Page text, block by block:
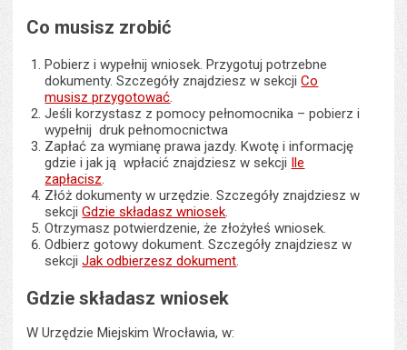
Co musisz zrobić
Pobierz i wypełnij wniosek. Przygotuj potrzebne
dokumenty. Szczegóły znajdziesz w sekcjiCo
musisz przygotować.
Jeśli korzystasz z pomocy pełnomocnika – pobierz i
wypełnij druk pełnomocnictwa
Zapłać za wymianę prawa jazdy. Kwotę i informację
gdzie i jak ją wpłacić znajdziesz w sekcji Ile
zapłacisz.
Złóż dokumenty w urzędzie. Szczegóły znajdziesz w
sekcjiGdzie składasz wniosek.
Otrzymasz potwierdzenie, że złożyłeś wniosek.
Odbierz gotowy dokument. Szczegóły znajdziesz w
sekcjiJak odbierzesz dokument.
Gdzie składasz wniosek
W Urzędzie Miejskim Wrocławia, w: